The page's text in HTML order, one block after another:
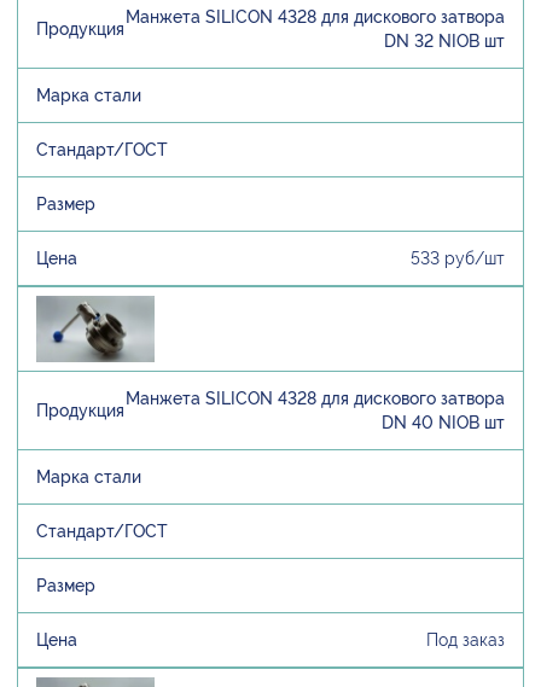
Манжета SILICON 4328 для дискового затвора
DN 32 NIOB шт
533 руб/шт
Манжета SILICON 4328 для дискового затвора
DN 40 NIOB шт
Под заказ